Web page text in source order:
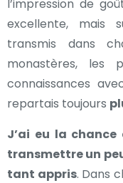
l’impression de
excellente, mais
transmis dans
monastères, les
connaissances
repartais toujours
J’ai eu la chance
transmettre un
tant appris. Dans